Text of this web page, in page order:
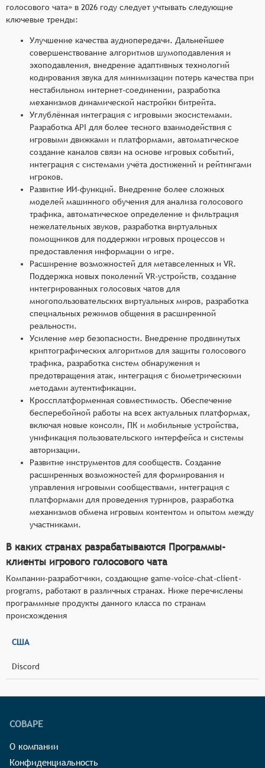
голосового чата» в 2026 году следует учтывать следующие
ключевые тренды:
Улучшение качества аудиопередачи. Дальнейшее
совершенствование алгоритмов шумоподавления и
эхоподавления, внедрение адаптивных технологий
кодирования звука для минимизации потерь качества при
нестабильном интернет-соединении, разработка
механизмов динамической настройки битрейта.
Углублённая интеграция с игровыми экосистемами.
Разработка API для более тесного взаимодействия с
игровыми движками и платформами, автоматическое
создание каналов связи на основе игровых событий,
интеграция с системами учёта достижений и рейтингами
игроков.
Развитие ИИ-функций. Внедрение более сложных
моделей машинного обучения для анализа голосового
трафика, автоматическое определение и фильтрация
нежелательных звуков, разработка виртуальных
помощников для поддержки игровых процессов и
предоставления информации о игре.
Расширение возможностей для метавселенных и VR.
Поддержка новых поколений VR-устройств, создание
интегрированных голосовых чатов для
многопользовательских виртуальных миров, разработка
специальных режимов общения в расширенной
реальности.
Усиление мер безопасности. Внедрение продвинутых
криптографических алгоритмов для защиты голосового
трафика, разработка систем обнаружения и
предотвращения атак, интеграция с биометрическими
методами аутентификации.
Кроссплатформенная совместимость. Обеспечение
бесперебойной работы на всех актуальных платформах,
включая новые консоли, ПК и мобильные устройства,
унификация пользовательского интерфейса и системы
авторизации.
Развитие инструментов для сообществ. Создание
расширенных возможностей для формирования и
управления игровыми сообществами, интеграция с
платформами для проведения турниров, разработка
механизмов обмена игровым контентом и опытом между
участниками.
В каких странах разрабатываются Программы-
клиенты игрового голосового чата
Компании-разработчики, создающие game-voice-chat-client-
programs, работают в различных странах. Ниже перечислены
программные продукты данного класса по странам
происхождения
США
Discord
СОВАРЕ
О компании
Конфиденциальность